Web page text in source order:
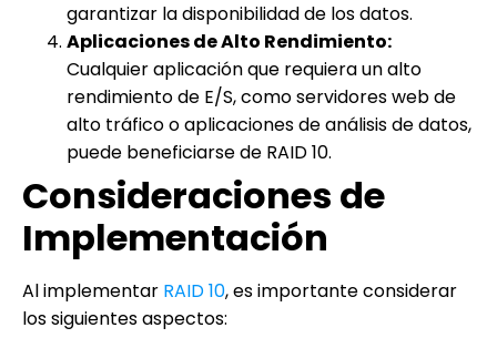
garantizar la disponibilidad de los datos.
Aplicaciones de Alto Rendimiento:
Cualquier aplicación que requiera un alto
rendimiento de E/S, como servidores web de
alto tráfico o aplicaciones de análisis de datos,
puede beneficiarse de RAID 10.
Consideraciones de
Implementación
Al implementar RAID 10, es importante considerar
los siguientes aspectos: